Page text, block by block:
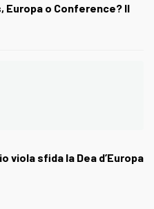
Europa o Conference? Il
viola sfida la Dea d’Europa